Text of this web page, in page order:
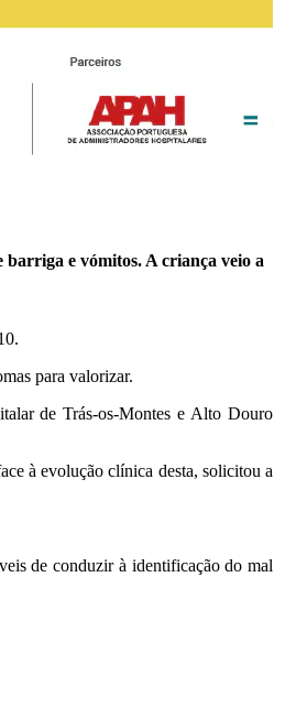
barriga e vómitos. A criança veio a
para valorizar.
de Trás-os-Montes e Alto Douro
à evolução clínica desta, solicitou a
de conduzir à identificação do mal